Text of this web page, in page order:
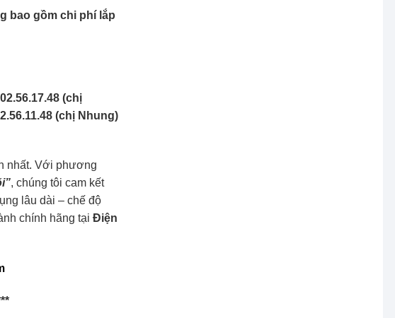
bao gồm chi phí lắp
(chị
(chị Nhung)
nhất. Với phương
, chúng tôi cam kết
lâu dài – chế độ
chính hãng tại Điện